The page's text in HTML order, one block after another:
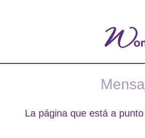
La página que está a